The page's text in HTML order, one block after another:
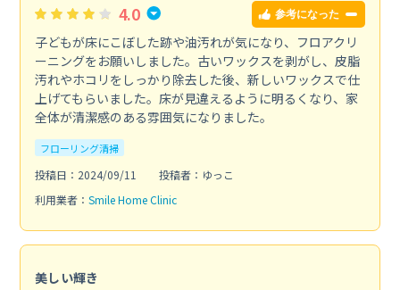
4.0 参考になった
子どもが床にこぼした跡や油汚れが気になり、フロアクリ
ーニングをお願いしました。古いワックスを剥がし、皮脂
汚れやホコリをしっかり除去した後、新しいワックスで仕
上げてもらいました。床が見違えるように明るくなり、家
全体が清潔感のある雰囲気になりました。
フローリング清掃
投稿日：2024/09/11
投稿者：ゆっこ
利用業者： Smile Home Clinic
美しい輝き